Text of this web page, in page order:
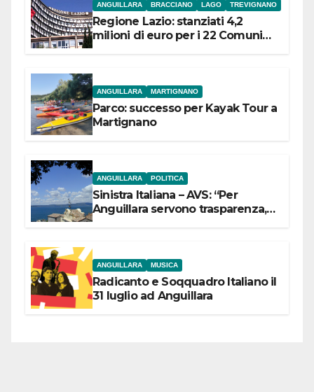
ANGUILLARA BRACCIANO LAGO TREVIGNANO
Regione Lazio: stanziati 4,2
milioni di euro per i 22 Comuni
ANGUILLARA MARTIGNANO
Parco: successo per Kayak Tour a
Martignano
ANGUILLARA POLITICA
Sinistra Italiana – AVS: “Per
Anguillara servono trasparenza,
ANGUILLARA MUSICA
Radicanto e Soqquadro Italiano il
31 luglio ad Anguillara